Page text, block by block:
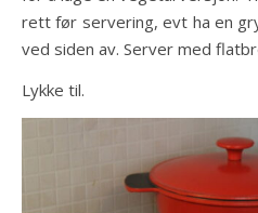
rett før servering, evt ha en
ved siden av. Server med
Lykke til.